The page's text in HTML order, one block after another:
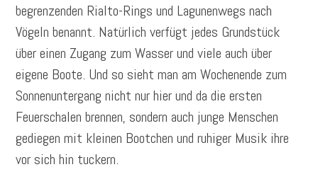
begrenzenden Rialto-Rings und Lagunenwegs nach
Vögeln benannt. Natürlich verfügt jedes Grundstück
über einen Zugang zum Wasser und viele auch über
eigene Boote. Und so sieht man am Wochenende zum
Sonnenuntergang nicht nur hier und da die ersten
Feuerschalen brennen, sondern auch junge Menschen
gediegen mit kleinen Bootchen und ruhiger Musik ihre
vor sich hin tuckern.